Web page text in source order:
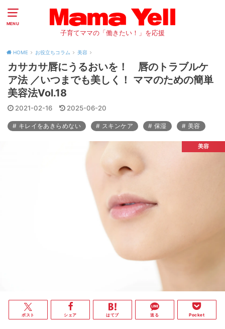
MENU
子育てママの「働きたい！」を応援
HOME お役立ちコラム 美容
カサカサ唇にうるおいを！ 唇のトラブルケ
ア法 ／いつまでも美しく！ ママのための簡単
美容法Vol.18
2021-02-16 2025-06-20
キレイをあきらめない スキンケア 保湿 美容
美容
ポスト シェア はてブ 送る Pocket